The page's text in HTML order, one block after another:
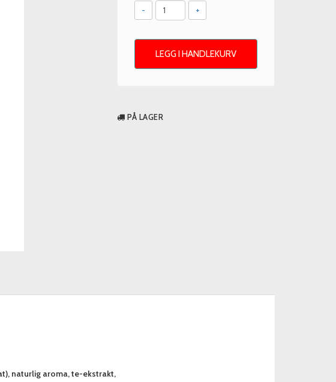
- +
LEGG I HANDLEKURV
PÅ LAGER
naturlig aroma, te-ekstrakt,